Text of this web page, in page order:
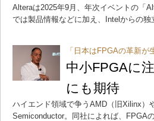
Alteraは2025年9月、年次イベントの「
では製品情報などに加え、Intelからの独
「日本はFPGAの革新が
中小FPGAに
にも期待
ハイエンド領域で争うAMD（旧Xilinx）
Semiconductor。同社によれば、FPGA